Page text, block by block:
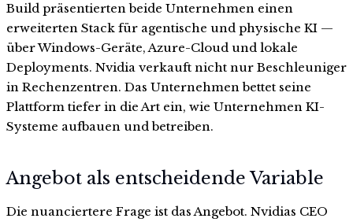
Build präsentierten beide Unternehmen einen
erweiterten Stack für agentische und physische KI —
über Windows-Geräte, Azure-Cloud und lokale
Deployments. Nvidia verkauft nicht nur Beschleuniger
in Rechenzentren. Das Unternehmen bettet seine
Plattform tiefer in die Art ein, wie Unternehmen KI-
Systeme aufbauen und betreiben.
Angebot als entscheidende Variable
Die nuanciertere Frage ist das Angebot. Nvidias CEO